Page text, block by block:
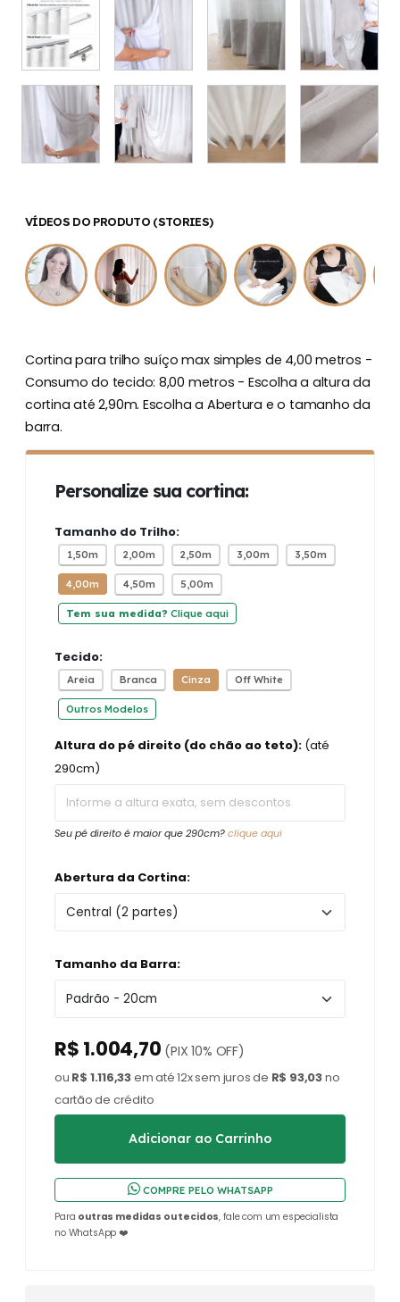
VÍDEOS DO PRODUTO (STORIES)
Cortina para trilho suíço max simples de 4,00 metros -
Consumo do tecido: 8,00 metros - Escolha a altura da
cortina até 2,90m. Escolha a Abertura e o tamanho da
barra.
Personalize sua cortina:
Tamanho do Trilho:
1,50m 2,00m 2,50m 3,00m 3,50m
4,00m 4,50m 5,00m
Tem sua medida? Clique aqui
Tecido:
Areia Branca Cinza Off White
Outros Modelos
Altura do pé direito (do chão ao teto): (até
290cm)
Seu pé direito é maior que 290cm?clique aqui
Abertura da Cortina:
Tamanho da Barra:
R$ 1.004,70 (PIX 10% OFF)
ou R$ 1.116,33em até 12x sem juros de R$ 93,03no
cartão de crédito
COMPRE PELO WHATSAPP
Para outras medidas ou tecidos, fale com um especialista
no WhatsApp ❤️